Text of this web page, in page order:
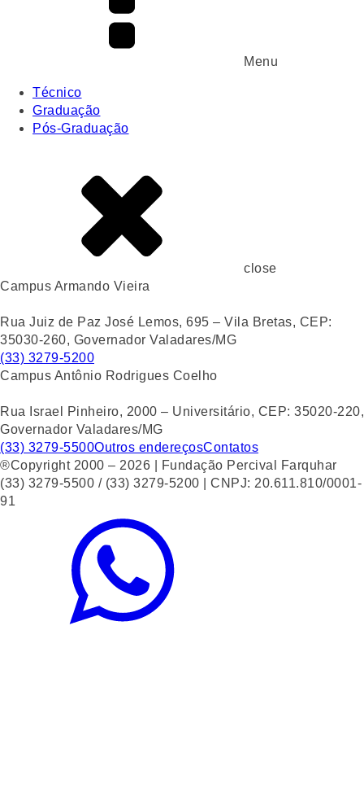
Menu
Técnico
Graduação
Pós-Graduação
close
Campus Armando Vieira
Rua Juiz de Paz José Lemos, 695 – Vila Bretas, CEP:
35030-260, Governador Valadares/MG
(33) 3279-5200
Campus Antônio Rodrigues Coelho
Rua Israel Pinheiro, 2000 – Universitário, CEP: 35020-220,
Governador Valadares/MG
(33) 3279-5500Outros endereçosContatos
®Copyright 2000 – 2026 | Fundação Percival Farquhar
(33) 3279-5500 / (33) 3279-5200 | CNPJ: 20.611.810/0001-
91